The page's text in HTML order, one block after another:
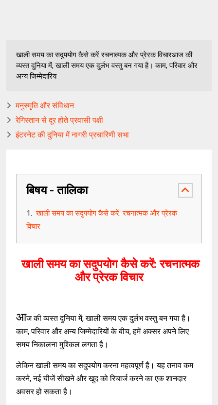
खाली समय का सदुपयोग कैसे करें रचनात्मक और प्रेरक विचारआज की
व्यस्त दुनिया में, खाली समय एक दुर्लभ वस्तु बन गया है। काम, परिवार और
अन्य जिम्मेदारिय
मनुस्मृति और संविधान
रेगिस्तान से दूर होते प्रवासी पक्षी
इंटरनेट की दुनिया में नागरी प्रचारिणी सभा
बिषय - तालिका
खाली समय का सदुपयोग कैसे करें: रचनात्मक और प्रेरक
विचार
खाली समय का सदुपयोग कैसे करें: रचनात्मक
और प्रेरक विचार
आज की व्यस्त दुनिया में, खाली समय एक दुर्लभ वस्तु बन गया है।
काम, परिवार और अन्य जिम्मेदारियों के बीच, हमें अक्सर अपने लिए
समय निकालना मुश्किल लगता है।
लेकिन खाली समय का सदुपयोग करना महत्वपूर्ण है। यह तनाव कम
करने, नई चीजें सीखने और खुद को रिचार्ज करने का एक शानदार
अवसर हो सकता है।